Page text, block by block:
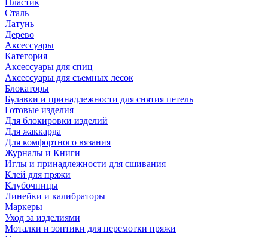
Пластик
Сталь
Латунь
Дерево
Аксессуары
Категория
Аксессуары для спиц
Аксессуары для съемных лесок
Блокаторы
Булавки и принадлежности для снятия петель
Готовые изделия
Для блокировки изделий
Для жаккарда
Для комфортного вязания
Журналы и Книги
Иглы и принадлежности для сшивания
Клей для пряжи
Клубочницы
Линейки и калибраторы
Маркеры
Уход за изделиями
Моталки и зонтики для перемотки пряжи